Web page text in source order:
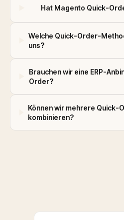
Hat Magento Quick-
Welche Quick-Order-
uns?
Brauchen wir eine ERP-
Order?
Können wir mehrere
kombinieren?